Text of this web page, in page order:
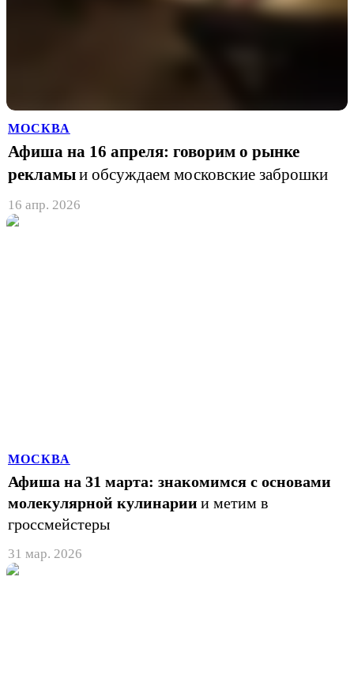
МОСКВА
Афиша на 16 апреля: говорим о рынке
рекламыи обсуждаем московские заброшки
16 апр. 2026
МОСКВА
Афиша на 31 марта: знакомимся с основами
молекулярной кулинарии и метим в
гроссмейстеры
31 мар. 2026